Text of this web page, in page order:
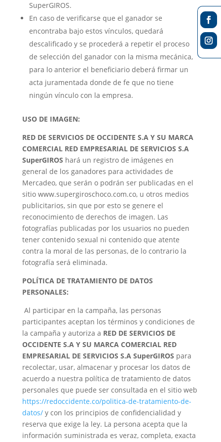
SuperGIROS.
En caso de verificarse que el ganador se
encontraba bajo estos vínculos, quedará
descalificado y se procederá a repetir el proceso
de selección del ganador con la misma mecánica,
para lo anterior el beneficiario deberá firmar un
acta juramentada donde de fe que no tiene
ningún vínculo con la empresa.
USO DE IMAGEN:
RED DE SERVICIOS DE OCCIDENTE S.A Y SU MARCA
COMERCIAL RED EMPRESARIAL DE SERVICIOS S.A
SuperGIROS hará un registro de imágenes en
general de los ganadores para actividades de
Mercadeo, que serán o podrán ser publicadas en el
sitio www.supergiroschoco.com.co, u otros medios
publicitarios, sin que por esto se genere el
reconocimiento de derechos de imagen. Las
fotografías publicadas por los usuarios no pueden
tener contenido sexual ni contenido que atente
contra la moral de las personas, de lo contrario la
fotografía será eliminada.
POLÍTICA DE TRATAMIENTO DE DATOS
PERSONALES:
Al participar en la campaña, las personas
participantes aceptan los términos y condiciones de
la campaña y autoriza a RED DE SERVICIOS DE
OCCIDENTE S.A Y SU MARCA COMERCIAL RED
EMPRESARIAL DE SERVICIOS S.A SuperGIROS para
recolectar, usar, almacenar y procesar los datos de
acuerdo a nuestra política de tratamiento de datos
personales que puede ser consultada en el sitio web
https://redoccidente.co/politica-de-tratamiento-de-
datos/y con los principios de confidencialidad y
reserva que exige la ley. La persona acepta que la
información suministrada es veraz, completa, exacta